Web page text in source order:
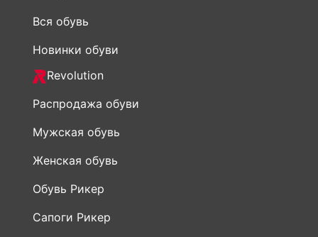
Вся обувь
Новинки обуви
Revolution
Распродажа обуви
Мужская обувь
Женская обувь
Обувь Рикер
Сапоги Рикер